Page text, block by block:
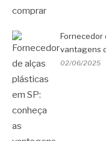
Fornecedor
vantagens
02/06/2025